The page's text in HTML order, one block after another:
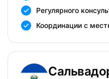
Регулярного
Координации с